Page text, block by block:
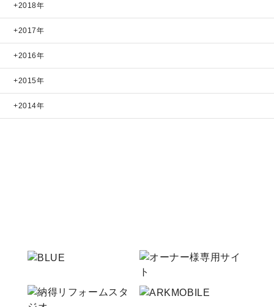
2018年
2017年
2016年
2015年
2014年